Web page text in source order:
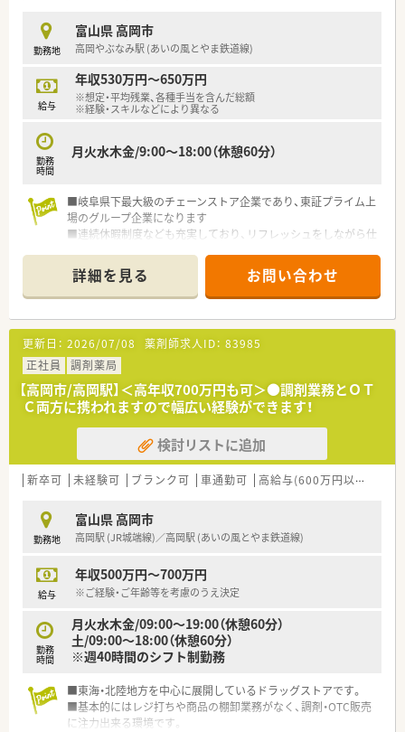
勤務地
富山県 高岡市
高岡やぶなみ駅 (あいの風とやま鉄道線)
給与
年収530万円～650万円
※想定・平均残業、各種手当を含んだ総額
※経験・スキルなどにより異なる
勤務
時間
月火水木金/9:00～18:00（休憩60分）
■岐阜県下最大級のチェーンストア企業であり、東証プライム上
場のグループ企業になります
■連続休暇制度なども充実しており、リフレッシュをしながら仕
詳細を見る お問い合わせ
更新日： 2026/07/08 薬剤師求人ID： 83985
正社員
調剤薬局
【高岡市/高岡駅】＜高年収700万円も可＞●調剤業務とＯＴ
Ｃ両方に携われますので幅広い経験ができます！
検討リストに追加
新卒可 未経験可 ブランク可 車通勤可 高給与(600万円以上)
勤務地
富山県 高岡市
高岡駅 (JR城端線)／高岡駅 (あいの風とやま鉄道線)
給与
年収500万円～700万円
※ご経験・ご年齢等を考慮のうえ決定
勤務
時間
月火水木金/09:00〜19:00（休憩60分）
土/09:00～18:00（休憩60分）
※週40時間のシフト制勤務
■東海・北陸地方を中心に展開しているドラッグストアです。
■基本的にはレジ打ちや商品の棚卸業務がなく、調剤・OTC販売
に注力出来る環境です。